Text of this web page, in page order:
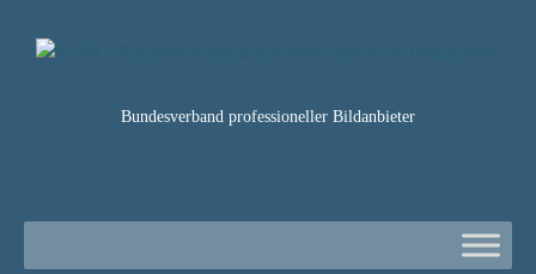
Bundesverband professioneller Bildanbieter